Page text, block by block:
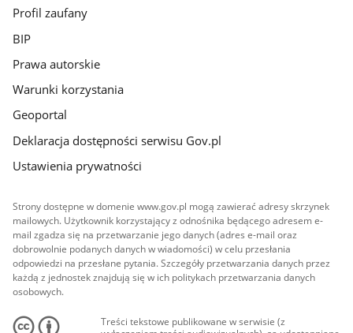
Profil zaufany
BIP
Prawa autorskie
Warunki korzystania
Geoportal
Deklaracja dostępności serwisu Gov.pl
Ustawienia prywatności
Strony dostępne w domenie www.gov.pl mogą zawierać adresy skrzynek
mailowych. Użytkownik korzystający z odnośnika będącego adresem e-
mail zgadza się na przetwarzanie jego danych (adres e-mail oraz
dobrowolnie podanych danych w wiadomości) w celu przesłania
odpowiedzi na przesłane pytania. Szczegóły przetwarzania danych przez
każdą z jednostek znajdują się w ich politykach przetwarzania danych
osobowych.
Treści tekstowe publikowane w serwisie (z